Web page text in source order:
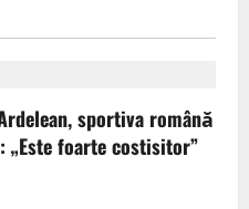
sportiva română
„Este foarte costisitor”